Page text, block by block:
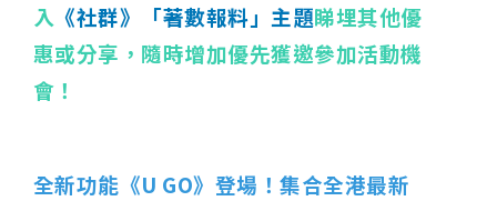
入 《社群》「著數報料」主題睇埋其他優
惠或分享，隨時增加優先獲邀參加活動機
會！
全新功能《U GO》登場！集合全港最新